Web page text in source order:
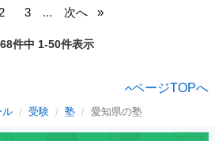
2 3 ... 次へ
件中 1-50件表示
ページTOPへ
ル 受験 塾 愛知県の塾